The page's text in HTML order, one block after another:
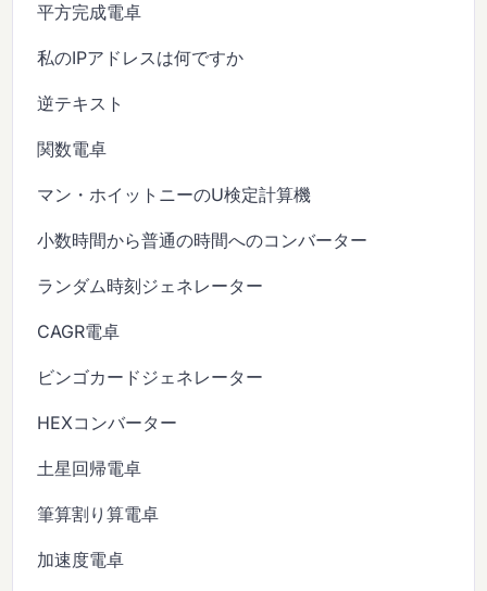
平方完成電卓
私のIPアドレスは何ですか
逆テキスト
関数電卓
マン・ホイットニーのU検定計算機
小数時間から普通の時間へのコンバーター
ランダム時刻ジェネレーター
CAGR電卓
ビンゴカードジェネレーター
HEXコンバーター
土星回帰電卓
筆算割り算電卓
加速度電卓